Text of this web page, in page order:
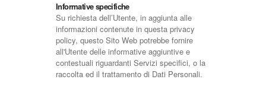
Informative specifiche
Su richiesta dell’Utente, in aggiunta alle
informazioni contenute in questa privacy
policy, questo Sito Web potrebbe fornire
all'Utente delle informative aggiuntive e
contestuali riguardanti Servizi specifici, o la
raccolta ed il trattamento di Dati Personali.